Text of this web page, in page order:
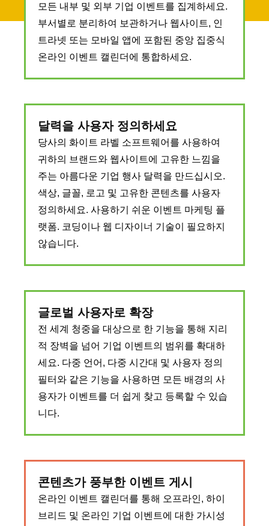
모든 내부 및 외부 기업 이벤트를 집계하세요.
부서별로 분리하여 보관하거나 웹사이트, 인
트라넷 또는 모바일 앱에 포함된 중앙 집중식
온라인 이벤트 캘린더에 통합하세요.
달력을 사용자 정의하세요
당사의 화이트 라벨 소프트웨어를 사용하여
귀하의 브랜드와 웹사이트에 고유한 느낌을
주는 아름다운 기업 행사 달력을 만드십시오.
색상, 글꼴, 로고 및 고유한 콘텐츠를 사용자
정의하세요. 사용하기 쉬운 이벤트 마케팅 플
랫폼. 코딩이나 웹 디자이너 기술이 필요하지
않습니다.
글로벌 사용자로 확장
전 세계 청중을 대상으로 한 기능을 통해 지리
적 장벽을 넘어 기업 이벤트의 범위를 확대하
세요. 다중 언어, 다중 시간대 및 사용자 정의
필터와 같은 기능을 사용하면 모든 배경의 사
용자가 이벤트를 더 쉽게 찾고 등록할 수 있습
니다.
콘텐츠가 풍부한 이벤트 게시
온라인 이벤트 캘린더를 통해 오프라인, 하이
브리드 및 온라인 기업 이벤트에 대한 가시성